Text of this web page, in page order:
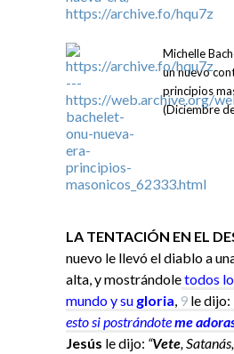
Michelle
un nuevo
principios
(Diciembre
LA TENTACIÓN EN EL
nuevo le llevó el diablo a
alta, y mostrándoletodos
mundo y su gloria, 9 le dijo:
esto sipostrándoteme
Jesús le dijo: “Vete,